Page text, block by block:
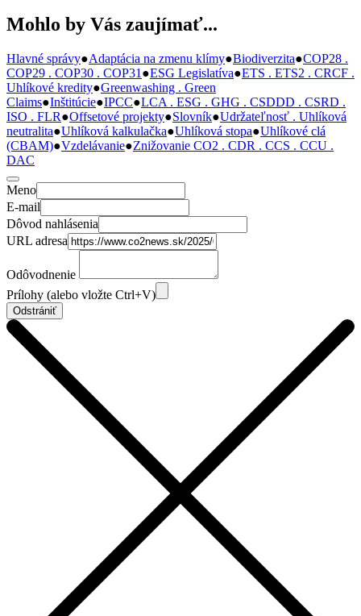
Mohlo by Vás zaujímať...
Hlavné správy●Adaptácia na zmenu klímy●Biodiverzita●COP28 .
COP29 . COP30 . COP31 ●ESG Legislatíva●ETS . ETS2 . CRCF .
Uhlíkové kredity●Greenwashing . Green
Claims●Inštitúcie●IPCC●LCA . ESG . GHG . CSDDD . CSRD .
ISO . FLR●Offsetové projekty●Slovník●Udržateľnosť . Uhlíková
neutralita●Uhlíková kalkulačka●Uhlíková stopa●Uhlíkové clá
(CBAM)●Vzdelávanie●Znižovanie CO2 . CDR . CCS . CCU .
DAC
Meno
E-mail
Dôvod nahlásenia
URL adresa
Odôvodnenie
Prílohy (alebo vložte Ctrl+V)
Odstrániť